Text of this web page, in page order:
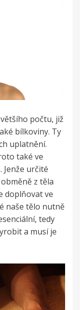
počtu, již
bílkoviny. Ty
uplatnění.
také ve
určité
z těla
doplňovat ve
naše tělo nutně
tedy
a musí je